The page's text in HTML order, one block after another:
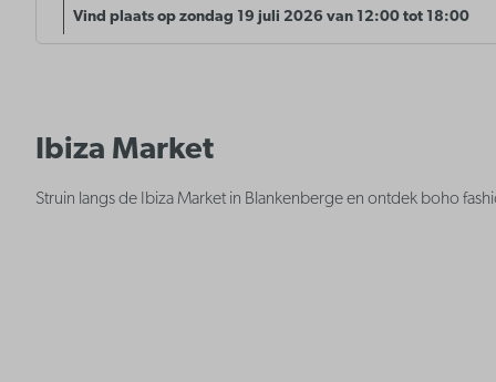
Vind plaats op zondag 19 juli 2026 van 12:00 tot 18:00
Ibiza Market
Struin langs de Ibiza Market in Blankenberge en ontdek boho